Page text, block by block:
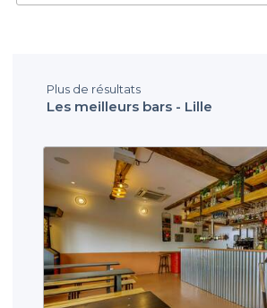
Plus de résultats
Les meilleurs bars - Lille